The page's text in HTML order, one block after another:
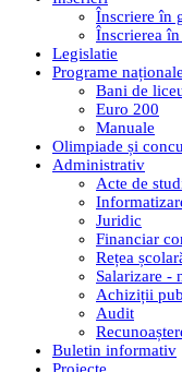
Înscriere în
Înscrierea
Legislatie
Programe naționale
Bani de
Euro 200
Manuale
Olimpiade și
Administrativ
Acte de
Juridic
Financiar
Rețea
Salarizare -
Achiziții
Audit
Buletin informativ